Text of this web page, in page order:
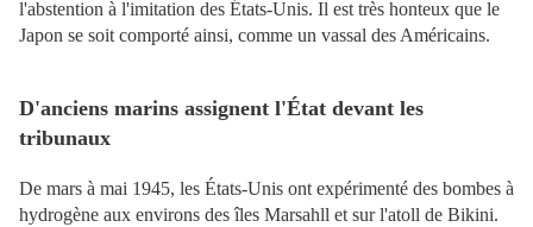
l'abstention à l'imitation des États-Unis. Il est très honteux que le
Japon se soit comporté ainsi, comme un vassal des Américains.
D'anciens marins assignent l'État devant les
tribunaux
De mars à mai 1945, les États-Unis ont expérimenté des bombes à
hydrogène aux environs des îles Marsahll et sur l'atoll de Bikini.